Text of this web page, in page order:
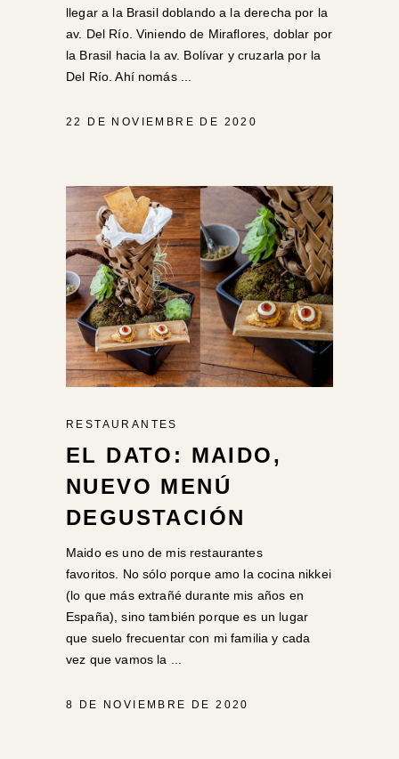
llegar a la Brasil doblando a la derecha por la
av. Del Río. Viniendo de Miraflores, doblar por
la Brasil hacia la av. Bolívar y cruzarla por la
Del Río. Ahí nomás
22 DE NOVIEMBRE DE 2020
RESTAURANTES
EL DATO: MAIDO,
NUEVO MENÚ
DEGUSTACIÓN
Maido es uno de mis restaurantes
favoritos. No sólo porque amo la cocina nikkei
(lo que más extrañé durante mis años en
España), sino también porque es un lugar
que suelo frecuentar con mi familia y cada
vez que vamos la
8 DE NOVIEMBRE DE 2020